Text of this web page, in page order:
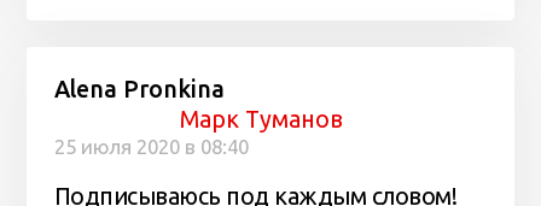
Alena Pronkina
Марк Туманов
25 июля 2020 в 08:40
Подписываюсь под каждым словом!